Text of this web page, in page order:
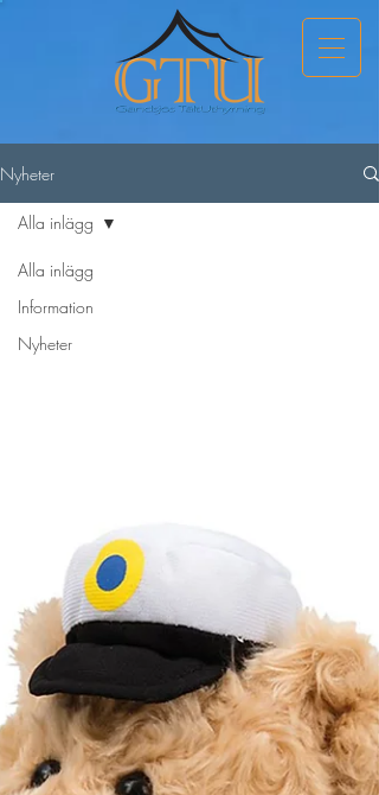
Nyheter
Alla inlägg
Information
Nyheter
Alla inlägg